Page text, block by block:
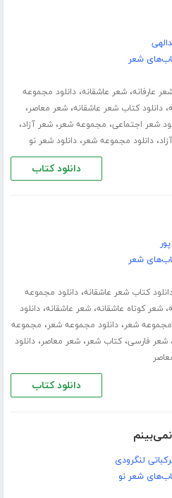
شعر
عارفانه،شعر عاشقانه،دانلود مجموعه
،دانلود کتاب شعر عاشقانه،شعر معاصر،
شعر اجتماعی، مجموعه شعر،شعر آزاد،
،دانلود مجموعه شعر،دانلود شعر نو
دانلود کتاب
شعر
کتاب شعر عاشقانه،دانلود مجموعه
،شعر کوتاه عاشقانه،شعر عاشقانه،دانلود
مجموعه شعر،دانلود مجموعه شعر، مجموعه
،شعر فارسی،کتاب شعر،شعر معاصر،دانلود
دانلود کتاب
لنگرودی
شعر نو